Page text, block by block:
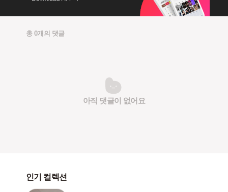
총 0개의 댓글
아직 댓글이 없어요
인기 컬렉션